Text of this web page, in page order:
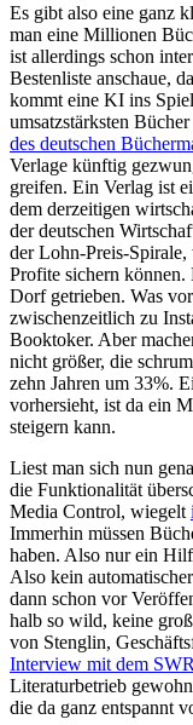
Es gibt also eine ganz
man eine Millionen
ist allerdings schon
Bestenliste anschaue,
kommt eine KI ins
umsatzstärksten
des deutschen
Verlage künftig
greifen. Ein Verlag ist
dem derzeitigen
der deutschen
der Lohn-Preis-
Profite sichern
Dorf getrieben. Was
zwischenzeitlich zu
Booktoker. Aber
nicht größer, die
zehn Jahren um 33%.
vorhersieht, ist da ein
steigern kann.
Liest man sich nun
die Funktionalität
Media Control, wiegelt
Immerhin müssen
haben. Also nur ein
Also kein
dann schon vor
halb so wild, keine
von Stenglin,
Interview mit dem SWR
Literaturbetrieb
die da ganz entspannt